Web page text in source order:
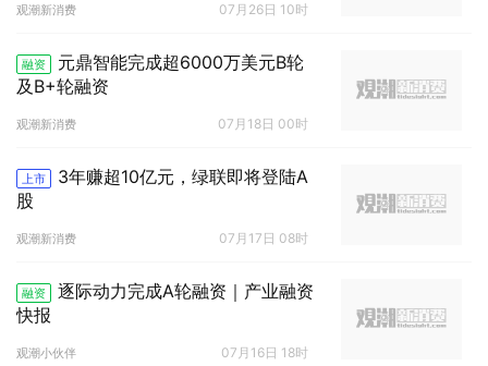
观潮新消费 07月26日 10时
融资
元鼎智能完成超6000万美元B轮
及B+轮融资
观潮新消费 07月18日 00时
上市
3年赚超10亿元，绿联即将登陆A
股
观潮新消费 07月17日 08时
融资
逐际动力完成A轮融资｜产业融资
快报
观潮小伙伴 07月16日 18时